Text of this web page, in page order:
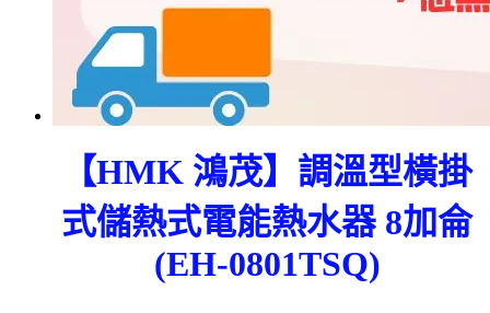
【HMK 鴻茂】調溫型橫掛
式儲熱式電能熱水器 8加侖
(EH-0801TSQ)